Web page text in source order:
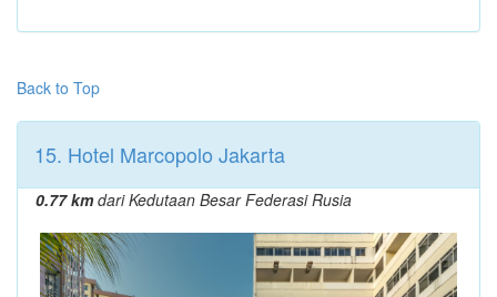
Back to Top
15. Hotel Marcopolo Jakarta
0.77 kmdari Kedutaan Besar Federasi Rusia